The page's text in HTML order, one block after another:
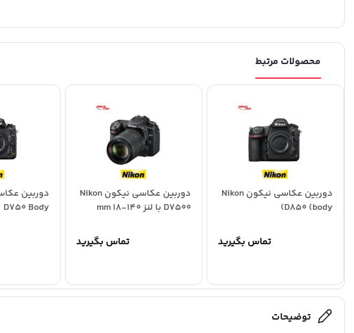
محصولات مرتبط
دوربین عکاسی نیکون Nikon
D850 (body)
تماس بگیرید
دوربین عکاسی نیکون Nikon
D7500 با لنز 140-18 mm
تماس بگیرید
D750 Body
توضیحات